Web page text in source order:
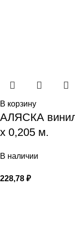
В корзину
АЛЯСКА
х 0,205 м.
В наличии
228,78 ₽